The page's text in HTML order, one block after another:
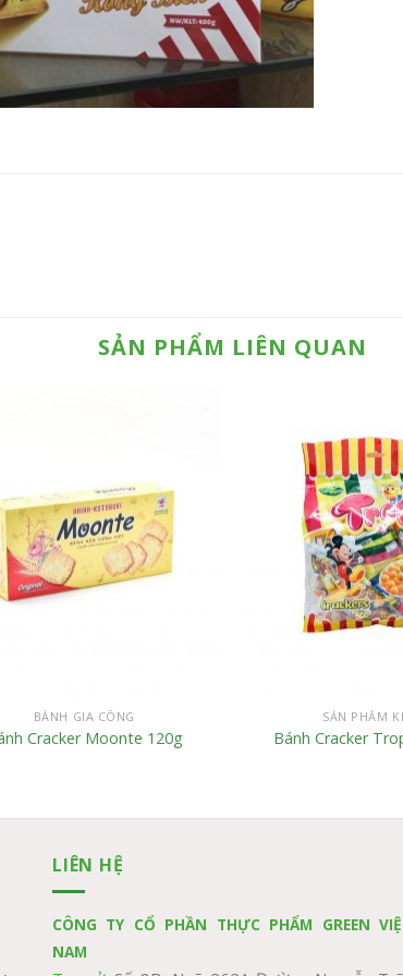
SẢN PHẨM LIÊN QUAN
BÁNH GIA CÔNG
Cracker Moonte 120g
SẢN PHẨM
Bánh Cracker
LIÊN HỆ
CÔNG TY CỔ PHẦN THỰC PHẨM GREEN
NAM